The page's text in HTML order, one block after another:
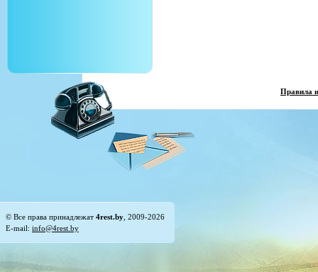
Правила
© Все права принадлежат 4rest.by , 2009-2026
E-mail: info@4rest.by